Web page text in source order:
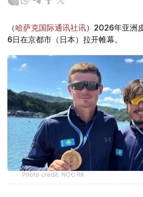
（哈萨克国际通讯社讯）2026年亚洲
6日在京都市（日本）拉开帷幕。
Photo credit: NOC RK